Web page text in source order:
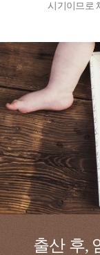
시기이므로
출산 후,